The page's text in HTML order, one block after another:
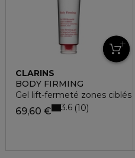
CLARINS
BODY FIRMING
Gel lift-fermeté zones
69,60 € 3.6 10